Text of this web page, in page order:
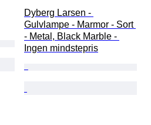
Dyberg Larsen -
Gulvlampe - Marmor - Sort
- Metal, Black Marble -
Ingen mindstepris